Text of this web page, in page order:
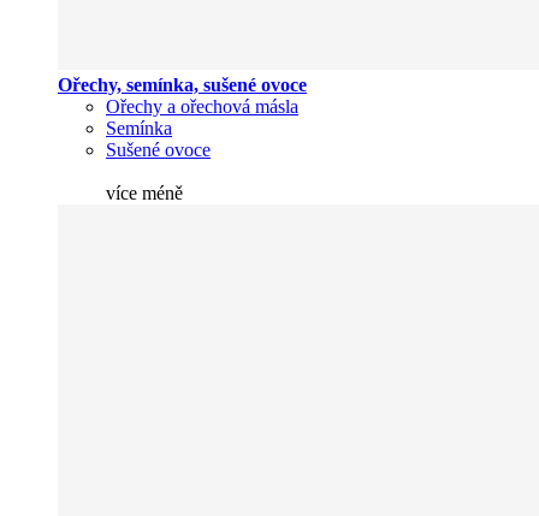
Ořechy, semínka, sušené ovoce
Ořechy a ořechová másla
Semínka
Sušené ovoce
více méně